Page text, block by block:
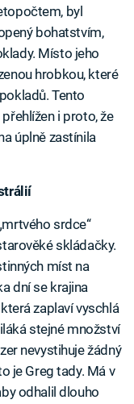
byl
bohatstvím,
Místo jeho
hrobkou, které
Tento
i proto, že
úplně zastínila
srdce“
skládačky.
míst na
dní se krajina
zaplaví vyschlá
stejné množství
nevystihuje žádný
je Greg tady. Má v
odhalil dlouho